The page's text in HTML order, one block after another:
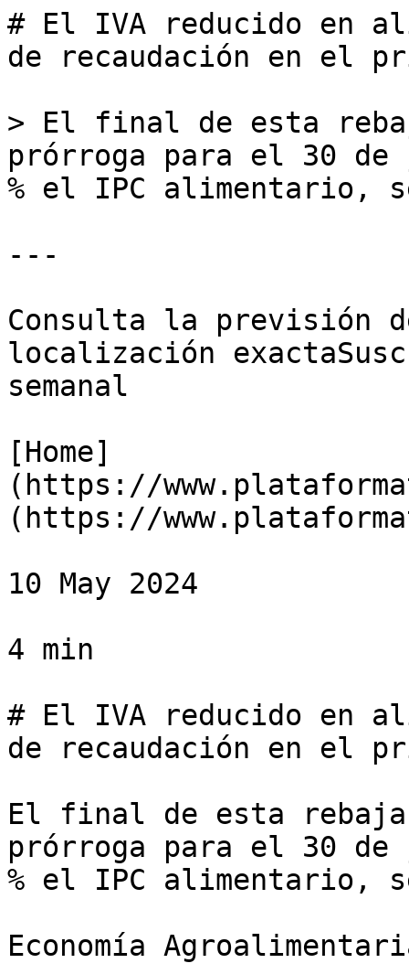
# El IVA reducido en
de recaudación en el
> El final de esta
prórroga para el 30
% el IPC alimentario,
---
Consulta la previsión
localización
semanal
[Home]
(https://
(https://
10 May 2024
4 min
# El IVA reducido en
de recaudación en el
El final de esta
prórroga para el 30
% el IPC alimentario,
Economía